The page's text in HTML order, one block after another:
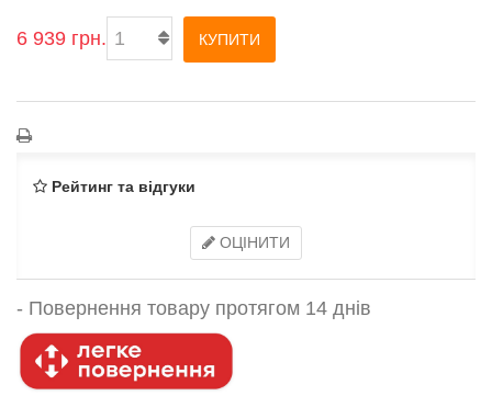
6 939 грн. КУПИТИ
Рейтинг та відгуки
ОЦІНИТИ
- Повернення товару протягом 14 днів